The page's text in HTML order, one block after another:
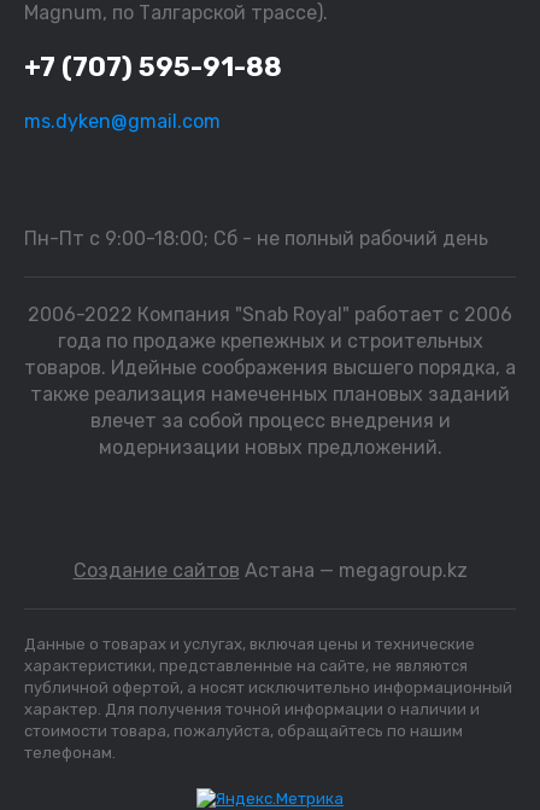
Magnum, по Талгарской трассе).
+7 (707) 595-91-88
ms.dyken@gmail.com
Пн-Пт с 9:00-18:00; Сб - не полный рабочий день
2006-2022 Компания "Snab Royal" работает с 2006
года по продаже крепежных и строительных
товаров. Идейные соображения высшего порядка, а
также реализация намеченных плановых заданий
влечет за собой процесс внедрения и
модернизации новых предложений.
Создание сайтов Астана — megagroup.kz
Данные о товарах и услугах, включая цены и технические
характеристики, представленные на сайте, не являются
публичной офертой, а носят исключительно информационный
характер. Для получения точной информации о наличии и
стоимости товара, пожалуйста, обращайтесь по нашим
телефонам.